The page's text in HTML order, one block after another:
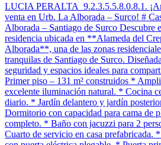
LUCIA PERALTA 9.2.3.5.5.8.0.8.1.
venta en Urb. La Alborada – Surco! #
Alborada – Santiago de Surco Descubre
residencia ubicada en **Alameda del
Alborada**, una de las zonas
tranquilas de Santiago de Surco.
seguridad y espacios ideales para
Primer piso – 131 m² construidos *
excelente iluminación natural. * Cocina
diario. * Jardín delantero y jardín
Dormitorio con capacidad para cama de
completo. * Baño con jacuzzi para 2
Cuarto de servicio en casa prefabricada.